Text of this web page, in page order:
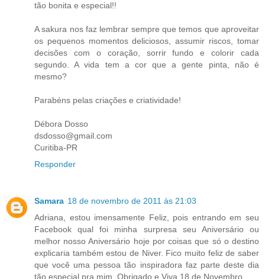
tão bonita e especial!!
A sakura nos faz lembrar sempre que temos que aproveitar
os pequenos momentos deliciosos, assumir riscos, tomar
decisões com o coração, sorrir fundo e colorir cada
segundo. A vida tem a cor que a gente pinta, não é
mesmo?
Parabéns pelas criações e criatividade!
Débora Dosso
dsdosso@gmail.com
Curitiba-PR
Responder
Samara 18 de novembro de 2011 às 21:03
Adriana, estou imensamente Feliz, pois entrando em seu
Facebook qual foi minha surpresa seu Aniversário ou
melhor nosso Aniversário hoje por coisas que só o destino
explicaria também estou de Niver. Fico muito feliz de saber
que você uma pessoa tão inspiradora faz parte deste dia
tão especial pra mim. Obrigado e Viva 18 de Novembro.